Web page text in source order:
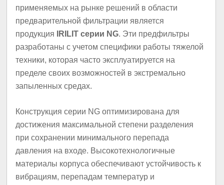
применяемых на рынке решений в области
предварительной фильтрации является
продукция
IRILIT серии NG. Эти предфильтры
разработаны с учетом специфики работы тяжелой
техники, которая часто эксплуатируется на
пределе своих возможностей в экстремально
запыленных средах.
Конструкция серии NG оптимизирована для
достижения максимальной степени разделения
при сохранении минимального перепада
давления на входе. Высокотехнологичные
материалы корпуса обеспечивают устойчивость к
вибрациям, перепадам температур и